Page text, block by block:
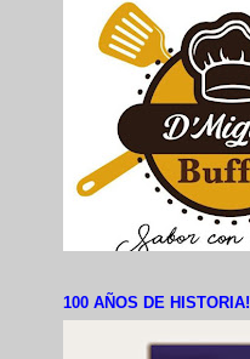
100 AÑOS DE HISTORIA!